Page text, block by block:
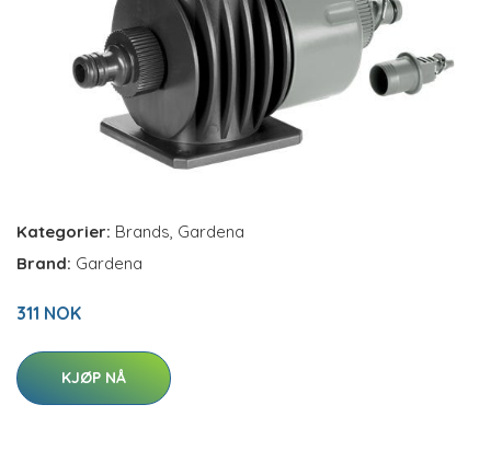
Kategorier: Brands, Gardena
Brand: Gardena
311 NOK
KJØP NÅ